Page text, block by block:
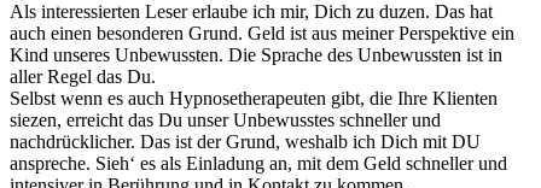
Als interessierten Leser erlaube ich mir, Dich zu duzen. Das hat
auch einen besonderen Grund. Geld ist aus meiner Perspektive ein
Kind unseres Unbewussten. Die Sprache des Unbewussten ist in
aller Regel das Du.
Selbst wenn es auch Hypnosetherapeuten gibt, die Ihre Klienten
siezen, erreicht das Du unser Unbewusstes schneller und
nachdrücklicher. Das ist der Grund, weshalb ich Dich mit DU
anspreche. Sieh‘ es als Einladung an, mit dem Geld schneller und